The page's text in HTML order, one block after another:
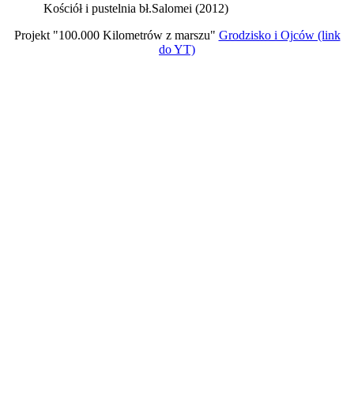
Kościół i pustelnia bł.Salomei (2012)
Projekt "100.000 Kilometrów z marszu" Grodzisko i Ojców (link
do YT)